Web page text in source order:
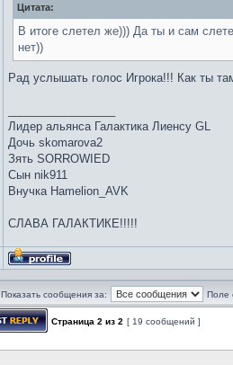
Цитата:
В итоге слетел же))) Да ты и сам
нет))
Рад услышать голос Игрока!!! Как ты
Лидер альянса Галактика Лиенсу GL
Дочь skomarova2
Зять SORROWIED
Сын nik911
Внучка Hamelion_AVK
СЛАВА ГАЛАКТИКЕ!!!!!
Профиль
Показать сообщения за: Поле
Страница 2 из 2 [ 19 сообщений ]